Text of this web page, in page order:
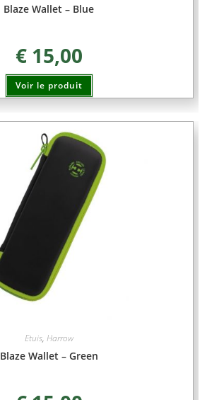
Blaze Wallet – Blue
€15,00
Voir le produit
Etuis, Harrow
Blaze Wallet – Green